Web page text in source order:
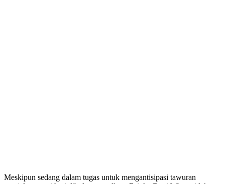
Meskipun sedang dalam tugas untuk mengantisipasi tawuran